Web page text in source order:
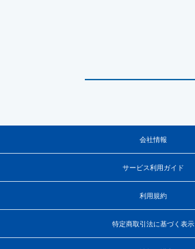
会社情報
サービス利用ガイド
利用規約
特定商取引法に基づく表示